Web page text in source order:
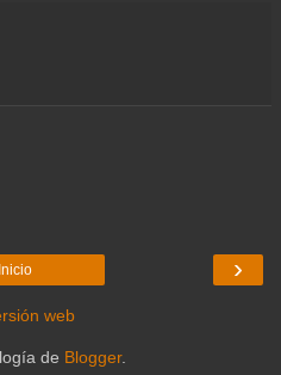
›
Inicio
web
de Blogger.